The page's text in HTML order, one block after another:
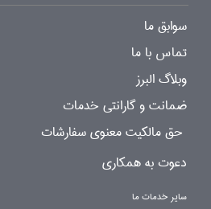
سوابق ما
تماس با ما
وبلاگ البرز
ضمانت و گارانتی خدمات
حق مالکیت معنوی سفارشات
دعوت به همکاری
سایر خدمات ما